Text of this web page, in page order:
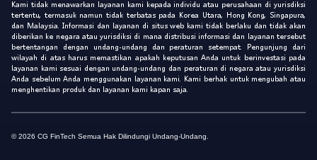
Kami tidak menawarkan layanan kami kepada individu atau perusahaan di yurisdiksi
tertentu, termasuk namun tidak terbatas pada Korea Utara, Hong Kong, Singapura,
dan Malaysia. Informasi dan layanan di situs web kami tidak berlaku dan tidak akan
diberikan ke negara atau yurisdiksi di mana distribusi informasi dan layanan tersebut
bertentangan dengan undang-undang dan peraturan setempat. Pengunjung dari
wilayah di atas harus memastikan apakah keputusan Anda untuk berinvestasi pada
layanan kami sesuai dengan undang-undang dan peraturan di negara atau yurisdiksi
Anda sebelum Anda menggunakan layanan kami. Kami berhak untuk mengubah atau
menghentikan produk dan layanan kami kapan saja.
© 2026 CG FinTech Semua Hak Dilindungi Undang-Undang.